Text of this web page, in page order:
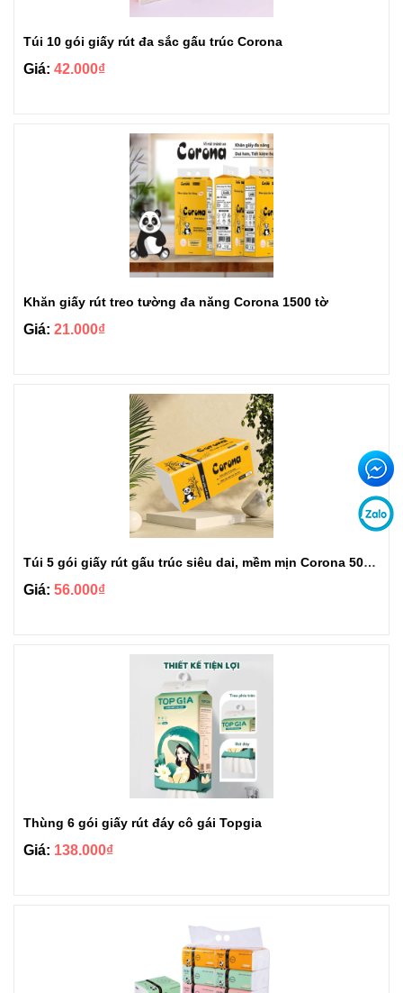
Túi 10 gói giấy rút đa sắc gấu trúc Corona
Giá: 42.000₫
Khăn giấy rút treo tường đa năng Corona 1500 tờ
Giá: 21.000₫
Túi 5 gói giấy rút gấu trúc siêu dai, mềm mịn Corona 500 tờ
Giá: 56.000₫
Thùng 6 gói giấy rút đáy cô gái Topgia
Giá: 138.000₫